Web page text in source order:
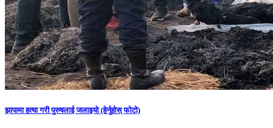
झापामा हत्या गरी पुरुषलाई जलाइयो (हेर्नुहाेस् फाेटाे)